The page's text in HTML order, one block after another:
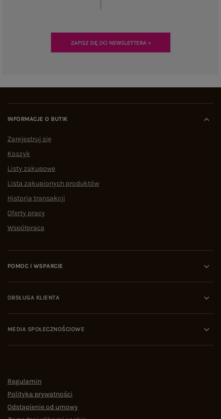
INFORMACJE O BUTIK
Zarejestruj się
Koszyk
Listy zakupowe
Lista zakupionych produktów
Historia transakcji
Oferty pracy
Współpraca
POMOC I WSPARCIE
OBSŁUGA KLIENTA
MEDIA SPOŁECZNOŚCIOWE
Regulamin
Polityka prywatności
Odstąpienie od umowy